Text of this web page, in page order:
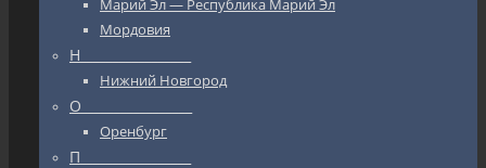
Марий Эл — Республика Марий Эл
Мордовия
Н_________________
Нижний Новгород
О_________________
Оренбург
П_________________